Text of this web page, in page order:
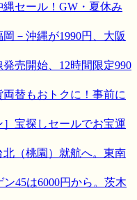
縄セール！GW・夏休み
－沖縄が1990円、大阪
売開始、12時間限定990
替もおトクに！事前に
］宝探しセールでお宝運
北（桃園）就航へ。東南
45は6000円から。茨木